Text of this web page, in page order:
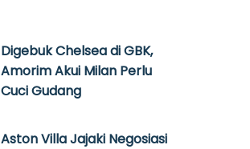
Digebuk Chelsea di GBK,
Amorim Akui Milan Perlu
Cuci Gudang
Aston Villa Jajaki Negosiasi